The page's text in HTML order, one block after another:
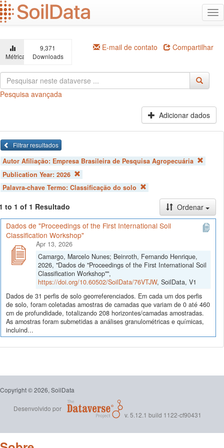
Ir
para
o
principal
Métricas
9,371
Downloads
E-mail de contato Compartilhar
Pesquisa avançada
Adicionar dados
Filtrar resultados
Autor Afiliação: Empresa Brasileira de Pesquisa Agropecuária
Publication Year: 2026
Palavra-chave Termo: Classificação do solo
to 1 of 1 Resultado
Ordenar
Dados de "Proceedings of the First International Soil
Classification Workshop"
Apr 13, 2026
Camargo, Marcelo Nunes; Beinroth, Fernando Henrique,
2026, "Dados de "Proceedings of the First International Soil
Classification Workshop"",
https://doi.org/10.60502/SoilData/76VTJW, SoilData, V1
Dados de 31 perfis de solo georreferenciados. Em cada um dos perfis
de solo, foram coletadas amostras de camadas que variam de 0 até 460
cm de profundidade, totalizando 208 horizontes/camadas amostradas.
As amostras foram submetidas a análises granulométricas e químicas,
incluind...
Copyright © 2026, SoilData
Desenvolvido por
v. 5.12.1 build 1122-cf90431